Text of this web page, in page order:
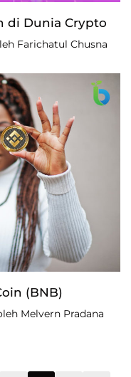
di Dunia Crypto
Farichatul Chusna
(BNB)
Melvern Pradana